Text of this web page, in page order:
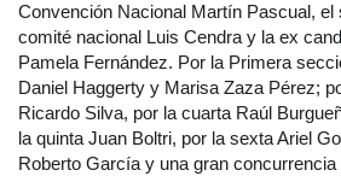
Convención Nacional Martín Pascual, el
comité nacional Luis Cendra y la ex
Pamela Fernández. Por la Primera
Daniel Haggerty y Marisa Zaza Pérez;
Ricardo Silva, por la cuarta Raúl
la quinta Juan Boltri, por la sexta Ariel
Roberto García y una gran